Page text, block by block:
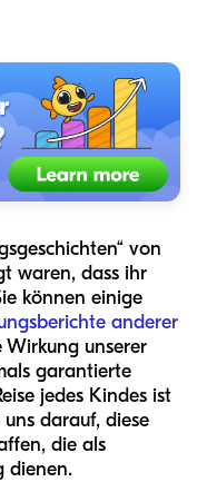
von
waren, dass ihr
können einige
anderer
Wirkung unserer
garantierte
jedes Kindes ist
darauf, diese
die als
dienen.